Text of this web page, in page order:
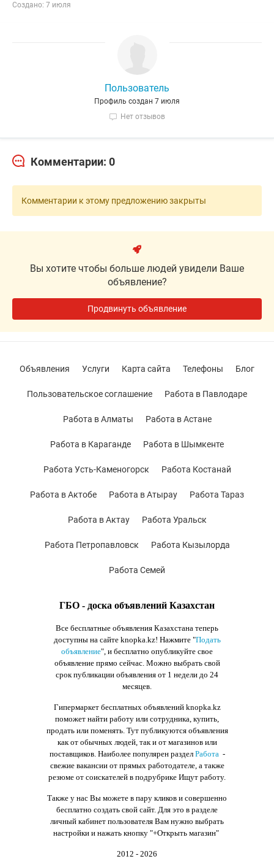
Создано: 7 июля
Пользователь
Профиль создан 7 июля
Нет отзывов
Комментарии: 0
Комментарии к этому предложению закрыты
Вы хотите чтобы больше людей увидели Ваше
объявление?
Продвинуть объявление
ГБО - доска объявлений Казахстан
Все бесплатные объявления Казахстана теперь
доступны на сайте knopka.kz! Нажмите "Подать
объявление", и бесплатно опубликуйте свое
объявление прямо сейчас. Можно выбрать свой
срок публикации объявления от 1 недели до 24
месяцев.
Гипермаркет бесплатных объявлений knopka.kz
поможет найти работу или сотрудника, купить,
продать или поменять. Тут публикуются объявления
как от обычных людей, так и от магазинов или
поставщиков. Наиболее популярен раздел Работа-
свежие вакансии от прямых работодателе, а также
резюме от соискателей в подрубрике Ищут работу.
Также у нас Вы можете в пару кликов и совершенно
бесплатно создать свой сайт. Для это в разделе
личный кабинет пользователя Вам нужно выбрать
настройки и нажать кнопку "+Открыть магазин"
2012 - 2026
Объявления Услуги Карта сайта Телефоны Блог
Пользовательское соглашение Работа в Павлодаре
Работа в Алматы Работа в Астане
Работа в Караганде Работа в Шымкенте
Работа Усть-Каменогорск Работа Костанай
Работа в Актобе Работа в Атырау Работа Тараз
Работа в Актау Работа Уральск
Работа Петропавловск Работа Кызылорда
Работа Семей